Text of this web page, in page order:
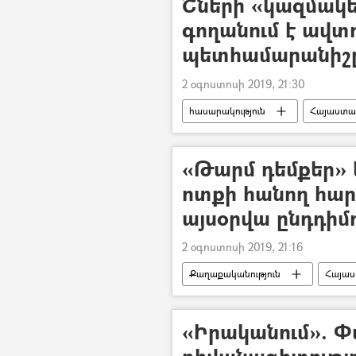
գողանում է
2 օգոստոսի 2019, 21:30
հասարակություն
Էդմոն Մարուքյան
Շուն
«Թարմ դեմքեր»
ոտքի հանող
այսօրվա
2 օգոստոսի 2019, 21:16
Քաղաքականություն
Սերժ Սարգսյան
Հայ
Հայաստանի Հանրապետական
«Իրականում».